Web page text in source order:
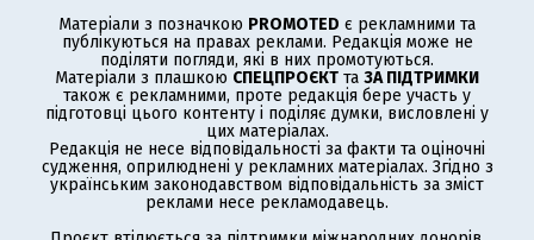
Матеріали з позначкою PROMOTED є рекламними та
публікуються на правах реклами. Редакція може не
поділяти погляди, які в них промотуються.
Матеріали з плашкою СПЕЦПРОЄКТ та ЗА ПІДТРИМКИ
також є рекламними, проте редакція бере участь у
підготовці цього контенту і поділяє думки, висловлені у
цих матеріалах.
Редакція не несе відповідальності за факти та оціночні
судження, оприлюднені у рекламних матеріалах. Згідно з
українським законодавством відповідальність за зміст
реклами несе рекламодавець.